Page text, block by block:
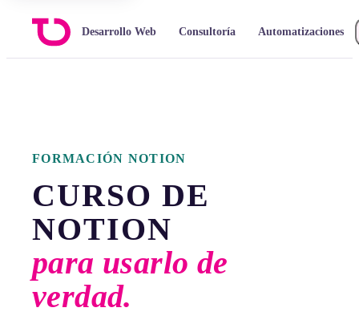
Desarrollo Web Consultoría Automatizaciones
FORMACIÓN NOTION
CURSO DE
NOTION
para usarlo de
verdad.